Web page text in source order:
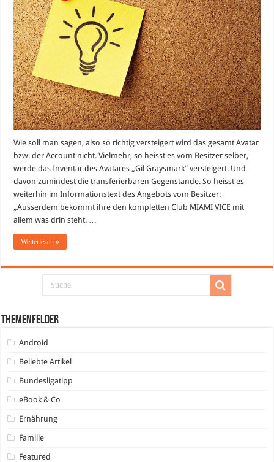
Wie soll man sagen, also so richtig versteigert wird das gesamt Avatar
bzw. der Account nicht. Vielmehr, so heisst es vom Besitzer selber,
werde das Inventar des Avatares „Gil Graysmark“ versteigert. Und
davon zumindest die transferierbaren Gegenstände. So heisst es
weiterhin im Informationstext des Angebots vom Besitzer:
„Ausserdem bekommt ihre den kompletten Club MIAMI VICE mit
allem was drin steht. …
Weiterlesen »
Themenfelder
Android
Beliebte Artikel
Bundesligatipp
eBook & Co
Ernährung
Familie
Featured